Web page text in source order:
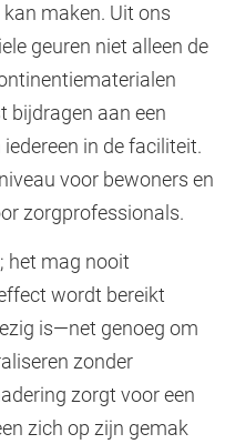
maken. Uit ons
geuren niet alleen de
bijdragen aan een
in de faciliteit.
voor bewoners en
zorgprofessionals.
het mag nooit
wordt bereikt
is—net genoeg om
zonder
zorgt voor een
zich op zijn gemak